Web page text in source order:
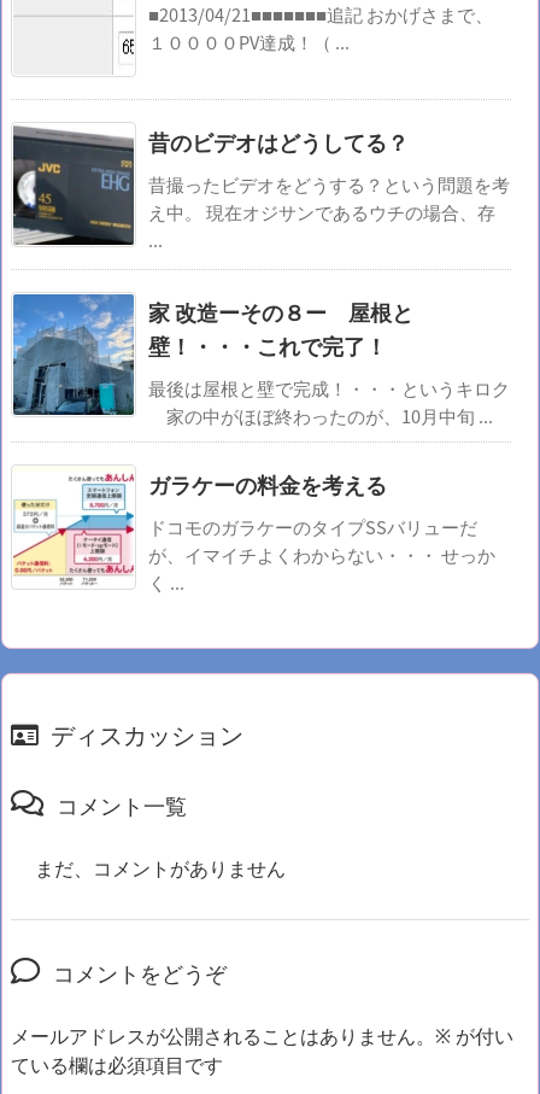
■2013/04/21■■■■■■■追記 おかげさまで、
１００００PV達成！（ ...
昔のビデオはどうしてる？
昔撮ったビデオをどうする？という問題を考
え中。 現在オジサンであるウチの場合、存
...
家 改造ーその８ー 屋根と
壁！・・・これで完了！
最後は屋根と壁で完成！・・・というキロク
家の中がほぼ終わったのが、10月中旬 ...
ガラケーの料金を考える
ドコモのガラケーのタイプSSバリューだ
が、イマイチよくわからない・・・ せっか
く ...
ディスカッション
コメント一覧
まだ、コメントがありません
コメントをどうぞ
メールアドレスが公開されることはありません。 ※ が付い
ている欄は必須項目です